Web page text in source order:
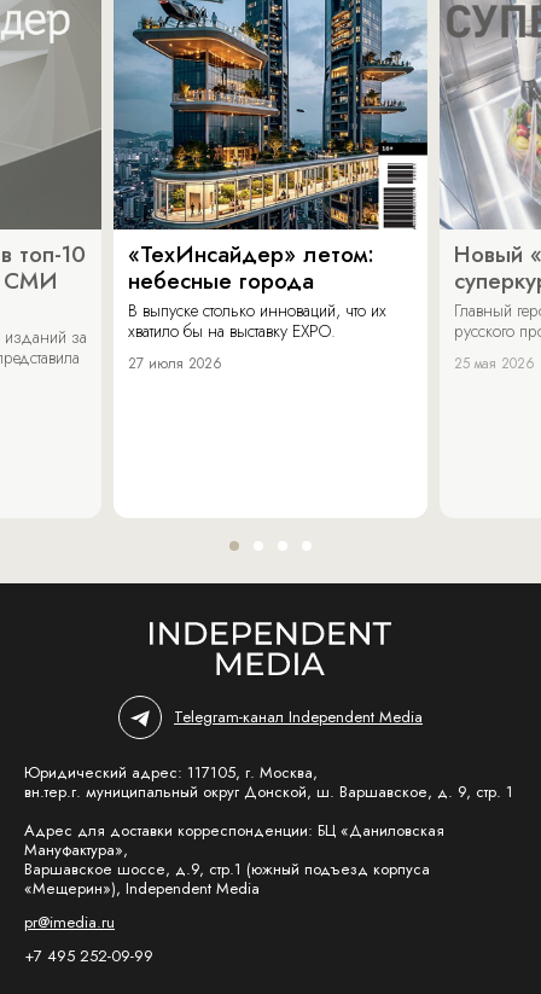
топ-10
СМИ
изданий за
«ТехИнсайдер» летом:
небесные города
В выпуске столько инноваций, что их
хватило бы на выставку EXPO.
27 июля 2026
Новый
Главный
русского
25 мая 2026
Telegram-канал Independent Media
Юридический адрес: 117105, г. Москва,
вн.тер.г. муниципальный округ Донской, ш. Варшавское, д. 9, стр. 1
Адрес для доставки корреспонденции: БЦ «Даниловская
Мануфактура»,
Варшавское шоссе, д.9, стр.1 (южный подъезд корпуса
«Мещерин»), Independent Media
pr@imedia.ru
+7 495 252-09-99